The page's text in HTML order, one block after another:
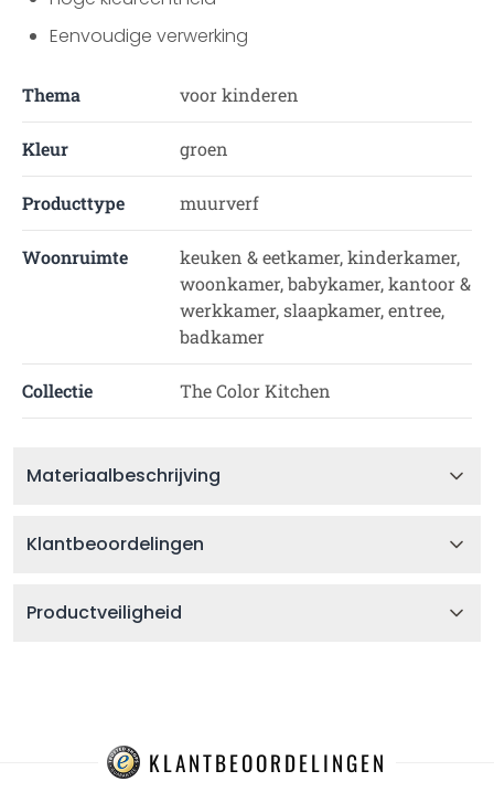
Eenvoudige verwerking
Thema voor kinderen
Kleur groen
Producttype muurverf
Woonruimte
keuken & eetkamer, kinderkamer,
woonkamer, babykamer, kantoor &
werkkamer, slaapkamer, entree,
badkamer
Collectie The Color Kitchen
Materiaalbeschrijving
Klantbeoordelingen
Productveiligheid
KLANTBEOORDELINGEN